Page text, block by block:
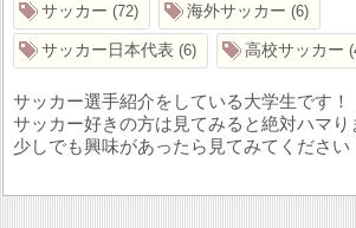
サッカー 72 海外サッカー 6
サッカー日本代表 6 高校サッカー
サッカー選手紹介をしている大学生です！
サッカー好きの方は見てみると絶対ハマり
少しでも興味があったら見てみてください